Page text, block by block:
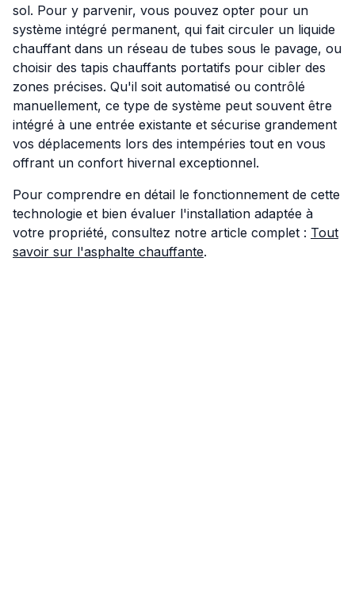
sol. Pour y parvenir, vous pouvez opter pour un
système intégré permanent, qui fait circuler un liquide
chauffant dans un réseau de tubes sous le pavage, ou
choisir des tapis chauffants portatifs pour cibler des
zones précises. Qu'il soit automatisé ou contrôlé
manuellement, ce type de système peut souvent être
intégré à une entrée existante et sécurise grandement
vos déplacements lors des intempéries tout en vous
offrant un confort hivernal exceptionnel.
Pour comprendre en détail le fonctionnement de cette
technologie et bien évaluer l'installation adaptée à
votre propriété, consultez notre article complet : Tout
savoir sur l'asphalte chauffante.